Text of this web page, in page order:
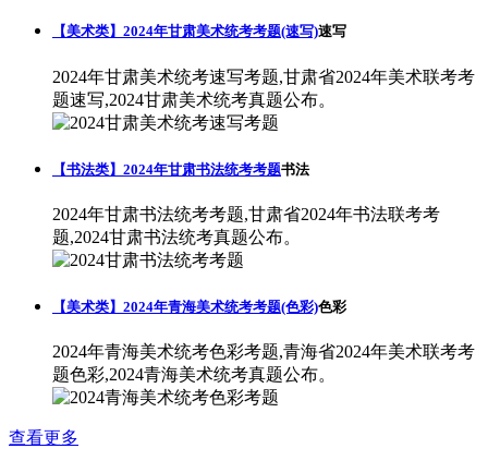
【美术类】2024年甘肃美术统考考题(速写)速写
2024年甘肃美术统考速写考题,甘肃省2024年美术联考考
题速写,2024甘肃美术统考真题公布。
【书法类】2024年甘肃书法统考考题书法
2024年甘肃书法统考考题,甘肃省2024年书法联考考
题,2024甘肃书法统考真题公布。
【美术类】2024年青海美术统考考题(色彩)色彩
2024年青海美术统考色彩考题,青海省2024年美术联考考
题色彩,2024青海美术统考真题公布。
查看更多